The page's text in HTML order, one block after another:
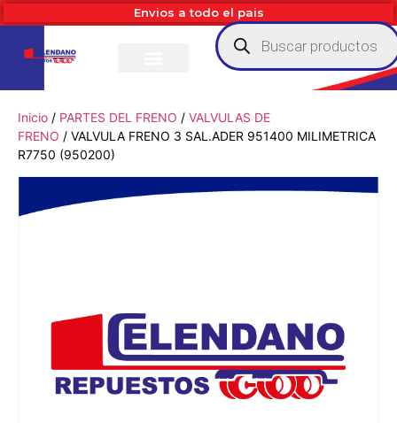
Envios a todo el pais
Inicio / PARTES DEL FRENO / VALVULAS DE
FRENO / VALVULA FRENO 3 SAL.ADER 951400 MILIMETRICA
R7750 (950200)